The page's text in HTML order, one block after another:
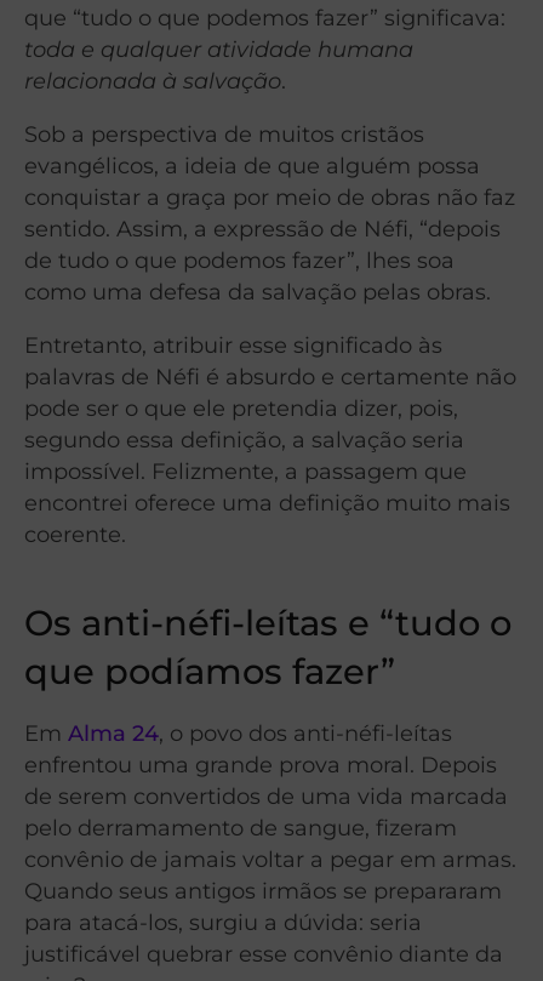
que “tudo o que podemos fazer” significava:
toda e qualquer atividade humana
relacionada à salvação.
Sob a perspectiva de muitos cristãos
evangélicos, a ideia de que alguém possa
conquistar a graça por meio de obras não faz
sentido. Assim, a expressão de Néfi, “depois
de tudo o que podemos fazer”, lhes soa
como uma defesa da salvação pelas obras.
Entretanto, atribuir esse significado às
palavras de Néfi é absurdo e certamente não
pode ser o que ele pretendia dizer, pois,
segundo essa definição, a salvação seria
impossível. Felizmente, a passagem que
encontrei oferece uma definição muito mais
coerente.
Os anti-néfi-leítas e “tudo o
que podíamos fazer”
Em Alma 24, o povo dos anti-néfi-leítas
enfrentou uma grande prova moral. Depois
de serem convertidos de uma vida marcada
pelo derramamento de sangue, fizeram
convênio de jamais voltar a pegar em armas.
Quando seus antigos irmãos se prepararam
para atacá-los, surgiu a dúvida: seria
justificável quebrar esse convênio diante da